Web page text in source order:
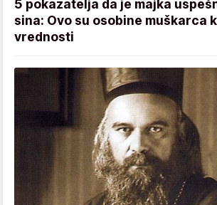
5 pokazatelja da je majka
sina: Ovo su osobine muškarca
vrednosti